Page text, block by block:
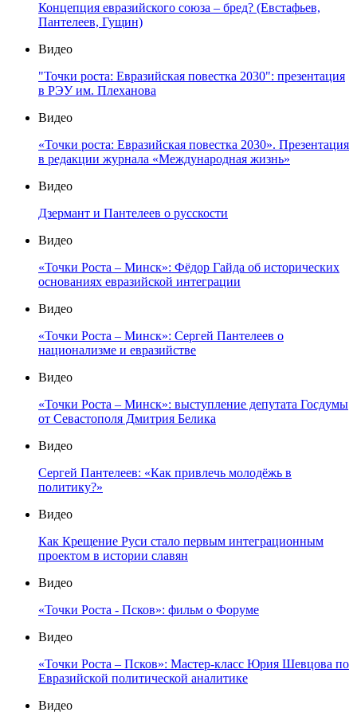
Концепция евразийского союза – бред? (Евстафьев,
Пантелеев, Гущин)
Видео
"Точки роста: Евразийская повестка 2030": презентация
в РЭУ им. Плеханова
Видео
«Точки роста: Евразийская повестка 2030». Презентация
в редакции журнала «Международная жизнь»
Видео
Дзермант и Пантелеев о русскости
Видео
«Точки Роста – Минск»: Фёдор Гайда об исторических
основаниях евразийской интеграции
Видео
«Точки Роста – Минск»: Сергей Пантелеев о
национализме и евразийстве
Видео
«Точки Роста – Минск»: выступление депутата Госдумы
от Севастополя Дмитрия Белика
Видео
Сергей Пантелеев: «Как привлечь молодёжь в
политику?»
Видео
Как Крещение Руси стало первым интеграционным
проектом в истории славян
Видео
«Точки Роста - Псков»: фильм о Форуме
Видео
«Точки Роста – Псков»: Мастер-класс Юрия Шевцова по
Евразийской политической аналитике
Видео